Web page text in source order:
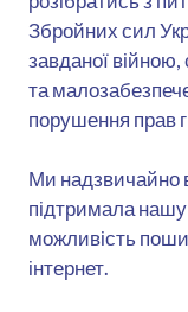
Збройних сил
завданої війною,
та
порушення прав
Ми надзвичайно
підтримала нашу
можливість
інтернет.